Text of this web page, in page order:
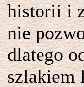
historii i
nie
dlatego
szlakiem